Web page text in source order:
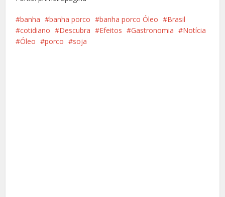
banha banha porco banha porco Óleo
Brasil
cotidiano
Descubra Efeitos Gastronomia
Notícia
Óleo
porco soja